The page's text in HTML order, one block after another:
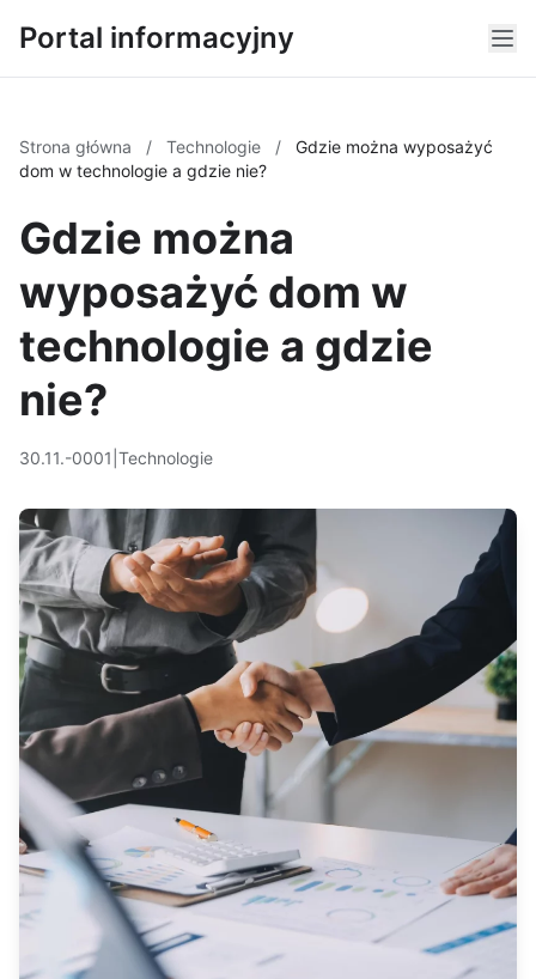
Portal informacyjny
Strona główna / Technologie /
Gdzie można wyposażyć
dom w technologie a gdzie nie?
Gdzie można
wyposażyć dom w
technologie a gdzie
nie?
30.11.-0001 Technologie